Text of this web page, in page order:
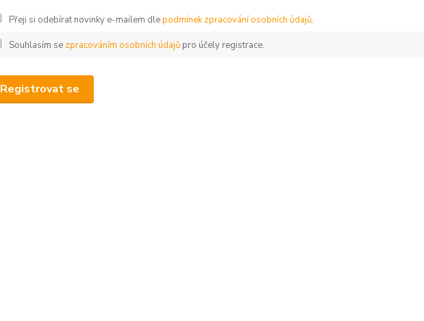
Přeji si odebírat novinky e-mailem dlepodmínek zpracování osobních údajů.
Souhlasím se zpracováním osobních údajůpro účely registrace.
Registrovat se